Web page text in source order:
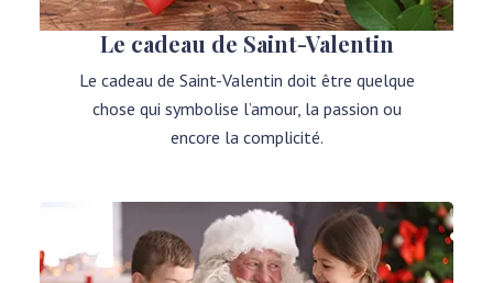
Le cadeau de Saint-Valentin
Le cadeau de Saint-Valentin doit être quelque
chose qui symbolise l’amour, la passion ou
encore la complicité.